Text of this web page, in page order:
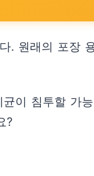
. 원래의 포장
이 침투할 가
?